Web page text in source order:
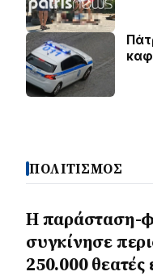
ΠΟΛΙΤΙΣΜΟΣ
Η παράσταση-
συγκίνησε
250.000 θεατές